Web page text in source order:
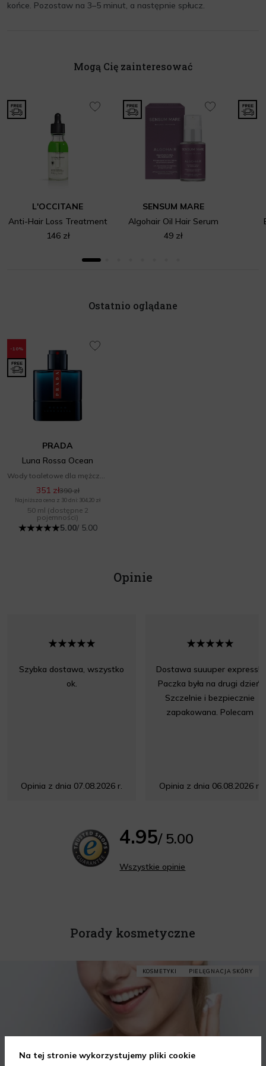
końce. Pozostaw na 3–5 minut, a następnie spłucz.
Mogą Cię zainteresować
L'OCCITANE
Anti-Hair Loss Treatment
146 zł
SENSUM MARE
Algohair Oil Hair Serum
49 zł
Ostatnio oglądane
-10%
PRADA
Luna Rossa Ocean
351 zł390 zł
Najniższa cena z 30 dni: 304,20 zł
50 ml (dostępne 2
pojemności)
5.00/ 5.00
Opinie
Szybka dostawa, wszystko
ok.
Opinia z dnia 07.08.2026 r.
Dostawa suuuper express!!!
Paczka była na drugi dzień.
Szczelnie i bezpiecznie
zapakowana. Polecam
Opinia z dnia 06.08.2026 r.
4.95/ 5.00
Wszystkie opinie
Porady kosmetyczne
KOSMETYKI PIELĘGNACJA SKÓRY
Na tej stronie wykorzystujemy pliki cookie